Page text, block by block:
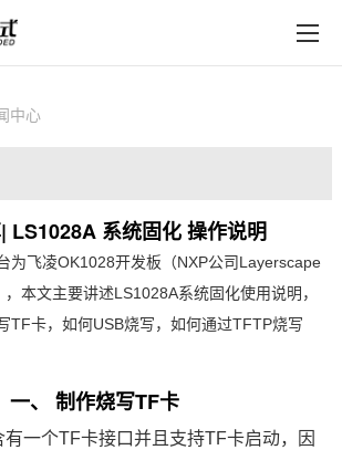
在线购买
中心
LS1028A 系统固化 操作说明
为飞凌OK1028开发板 （NXP公司Layerscape
，本文主要讲述LS1028A系统固化使用说明，
TF卡，如何USB烧写，如何通过TFTP烧写
一、 制作烧写TF卡
一个TF卡接口并且支持TF卡启动，因